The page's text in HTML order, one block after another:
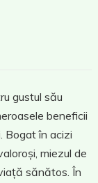
gustul său
beneficii
Bogat în acizi
miezul de
sănătos. În